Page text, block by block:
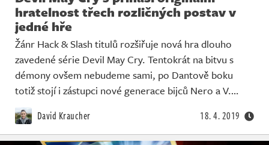
Databáze
Komunita
Redakce
Živě
hratelnost třech rozličných postav v
jedné hře
Žánr Hack & Slash titulů rozšiřuje nová hra dlouho
zavedené série Devil May Cry. Tentokrát na bitvu s
démony ovšem nebudeme sami, po Dantově boku
totiž stojí i zástupci nové generace bijců Nero a V.…
David Kraucher 18. 4. 2019